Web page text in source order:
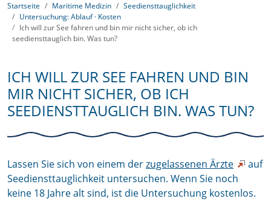
Startseite Maritime Medizin
Seediensttauglichkeit
Untersuchung: Ablauf · Kosten
Ich will zur See fahren und bin mir nicht sicher, ob ich
seediensttauglich bin. Was tun?
ICH WILL ZUR SEE FAHREN UND BIN
MIR NICHT SICHER, OB ICH
SEEDIENSTTAUGLICH BIN. WAS TUN?
Lassen Sie sich von einem derzugelassenen Ärzte
auf
Seediensttauglichkeit untersuchen. Wenn Sie noch
keine 18 Jahre alt sind, ist die Untersuchung kostenlos.